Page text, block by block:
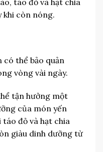
khi còn nóng.
có thể bảo quản
vòng vài ngày.
tận hưởng một
của món yến
đỏ và hạt chia
giàu dinh dưỡng từ